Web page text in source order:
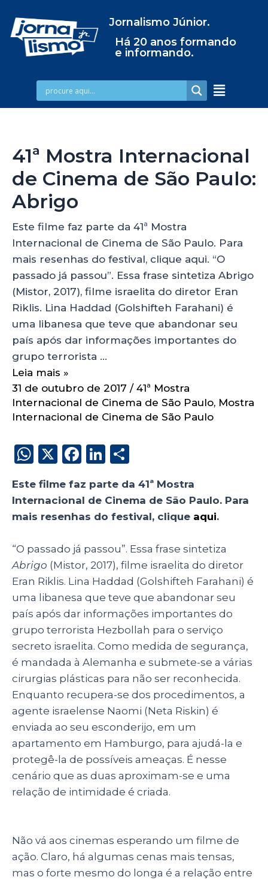
Jornalismo Júnior.
Há 20 anos formando
e informando.
41ª Mostra Internacional
de Cinema de São Paulo:
Abrigo
Este filme faz parte da 41ª Mostra
Internacional de Cinema de São Paulo. Para
mais resenhas do festival, clique aqui. “O
passado já passou”. Essa frase sintetiza Abrigo
(Mistor, 2017), filme israelita do diretor Eran
Riklis. Lina Haddad (Golshifteh Farahani) é
uma libanesa que teve que abandonar seu
país após dar informações importantes do
grupo terrorista …
Leia mais »
31 de outubro de 2017 / 41ª Mostra
Internacional de Cinema de São Paulo, Mostra
Internacional de Cinema de São Paulo
W
h
a
ts
p
p
X
F
c
e
o
o
k
Li
k
e
n
a
re
Este filme faz parte da 41ª Mostra
Internacional de Cinema de São Paulo. Para
mais resenhas do festival, clique aqui.
“O passado já passou”. Essa frase sintetiza
Abrigo (Mistor, 2017), filme israelita do diretor
Eran Riklis. Lina Haddad (Golshifteh Farahani) é
uma libanesa que teve que abandonar seu
país após dar informações importantes do
grupo terrorista Hezbollah para o serviço
secreto israelita. Como medida de segurança,
é mandada à Alemanha e submete-se a várias
cirurgias plásticas para não ser reconhecida.
Enquanto recupera-se dos procedimentos, a
agente israelense Naomi (Neta Riskin) é
enviada ao seu esconderijo, em um
apartamento em Hamburgo, para ajudá-la e
protegê-la de possíveis ameaças. É nesse
cenário que as duas aproximam-se e uma
relação de intimidade é criada.
Não vá aos cinemas esperando um filme de
ação. Claro, há algumas cenas mais tensas,
mas o forte mesmo do longa é a relação entre